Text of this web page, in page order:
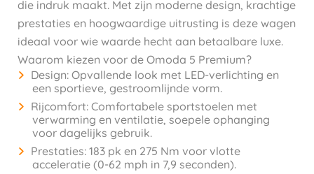
die indruk maakt. Met zijn moderne design, krachtige
prestaties en hoogwaardige uitrusting is deze wagen
ideaal voor wie waarde hecht aan betaalbare luxe.
Waarom kiezen voor de Omoda 5 Premium?
Design: Opvallende look met LED-verlichting en
een sportieve, gestroomlijnde vorm.
Rijcomfort: Comfortabele sportstoelen met
verwarming en ventilatie, soepele ophanging
voor dagelijks gebruik.
Prestaties: 183 pk en 275 Nm voor vlotte
acceleratie (0-62 mph in 7,9 seconden).